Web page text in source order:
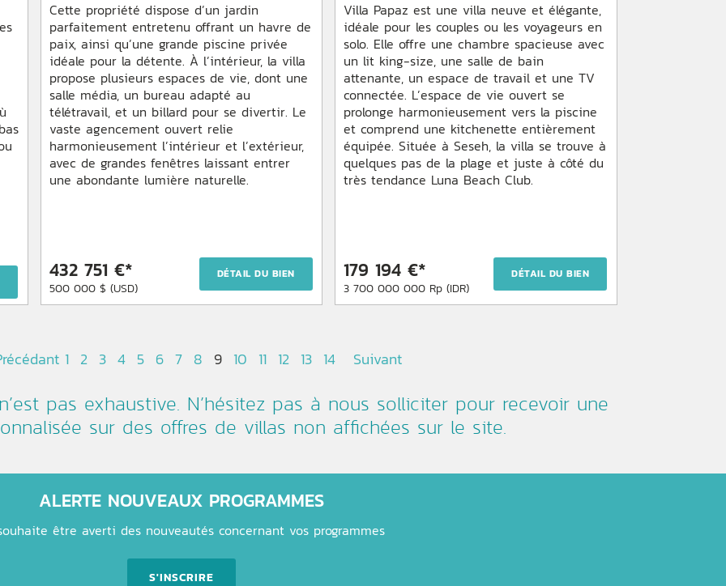
Cette propriété dispose d’un jardin
parfaitement entretenu offrant un havre de
paix, ainsi qu’une grande piscine privée
idéale pour la détente. À l’intérieur, la villa
propose plusieurs espaces de vie, dont une
salle média, un bureau adapté au
télétravail, et un billard pour se divertir. Le
vaste agencement ouvert relie
harmonieusement l’intérieur et l’extérieur,
avec de grandes fenêtres laissant entrer
une abondante lumière naturelle.
432 751 €*
500 000 $ (USD)
DÉTAIL DU BIEN
Villa Papaz est une villa neuve et élégante,
idéale pour les couples ou les voyageurs en
solo. Elle offre une chambre spacieuse avec
un lit king-size, une salle de bain
attenante, un espace de travail et une TV
connectée. L’espace de vie ouvert se
prolonge harmonieusement vers la piscine
et comprend une kitchenette entièrement
équipée. Située à Seseh, la villa se trouve à
quelques pas de la plage et juste à côté du
très tendance Luna Beach Club.
179 194 €*
3 700 000 000 Rp (IDR)
DÉTAIL DU BIEN
1 2 3 4 5 6 7 8 9 10 11 12 13 14 Suivant
pas exhaustive. N’hésitez pas à nous solliciter pour recevoir une
sur des offres de villas non affichées sur le site.
ALERTE NOUVEAUX PROGRAMMES
être averti des nouveautés concernant vos programmes
S'INSCRIRE